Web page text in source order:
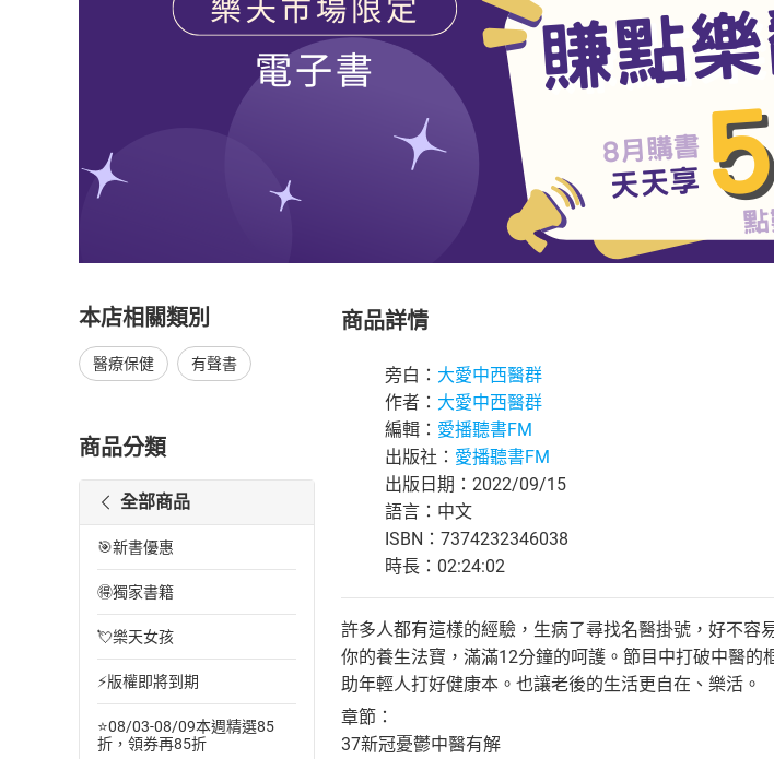
本店相關類別
醫療保健 有聲書
商品分類
全部商品
🎯新書優惠
🉐獨家書籍
💘樂天女孩
⚡版權即將到期
⭐08/03-08/09本週精選85
折，領券再85折
商品詳情
旁白： 大愛中西醫群
作者： 大愛中西醫群
編輯： 愛播聽書FM
出版社： 愛播聽書FM
出版日期：2022/09/15
語言：中文
ISBN：7374232346038
時長：02:24:02
許多人都有這樣的經驗，生病了尋找名醫掛號，好不
你的養生法寶，滿滿12分鐘的呵護。節目中打破中醫
助年輕人打好健康本。也讓老後的生活更自在、樂活。
章節：
37新冠憂鬱中醫有解